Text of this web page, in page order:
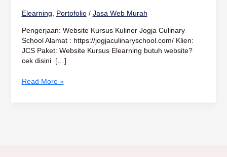
Elearning, Portofolio/ Jasa Web Murah
Pengerjaan: Website Kursus Kuliner Jogja Culinary
School Alamat : https://jogjaculinaryschool.com/ Klien:
JCS Paket: Website Kursus Elearning butuh website?
cek disini […]
Read More »